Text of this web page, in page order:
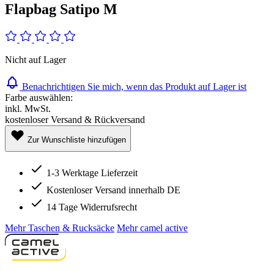
Flapbag Satipo M
Nicht auf Lager
Benachrichtigen Sie mich, wenn das Produkt auf Lager ist
Farbe auswählen:
inkl. MwSt.
kostenloser Versand & Rückversand
Zur Wunschliste hinzufügen
1-3 Werktage Lieferzeit
Kostenloser Versand innerhalb DE
14 Tage Widerrufsrecht
Mehr Taschen & Rucksäcke Mehr camel active